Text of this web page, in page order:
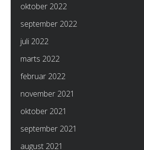
oktober 2022
september 2022
juli 2022
marts 2022
februar 2022
november 2021
oktober 2021
september 2021
august 2021